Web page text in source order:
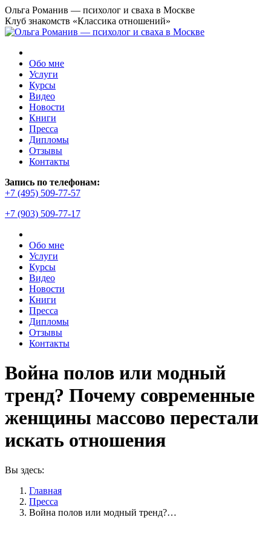
Перейти
к
содержанию
Ольга Романив — психолог и сваха в Москве
Клуб знакомств «Классика отношений»
Обо мне
Услуги
Курсы
Видео
Новости
Книги
Пресса
Дипломы
Отзывы
Контакты
Запись по телефонам:
+7 (495) 509-77-57
+7 (903) 509-77-17
Обо мне
Услуги
Курсы
Видео
Новости
Книги
Пресса
Дипломы
Отзывы
Контакты
Война полов или модный
тренд? Почему современные
женщины массово перестали
искать отношения
Вы здесь:
Главная
Пресса
Война полов или модный тренд?…